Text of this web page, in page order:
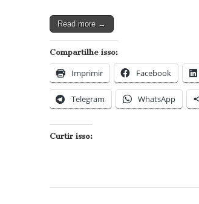
Read more →
Compartilhe isso:
Imprimir Facebook
Telegram WhatsApp
Curtir isso: